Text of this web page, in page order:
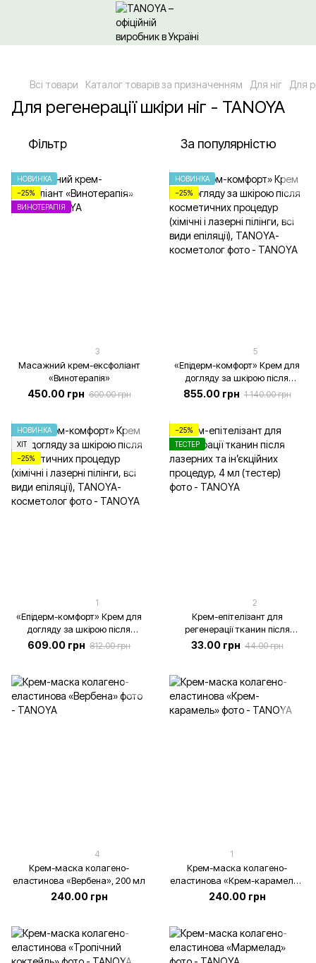
Всі товари Каталог товарів за призначенням Для ніг Для
Для регенерації шкіри ніг - TANOYA
Фільтр За популярністю
НОВИНКА
−25%
ВИНОТЕРАПІЯ
3
Масажний крем-ексфоліант
«Винотерапія»
450.00 грн 600.00 грн
НОВИНКА
−25%
5
«Епідерм-комфорт» Крем для
догляду за шкірою після
косметичних процедур (хімічні і
лазерні пілінги, всі види
200 мл
855.00 грн 1 140.00 грн
НОВИНКА
ХІТ
−25%
1
«Епідерм-комфорт» Крем для
догляду за шкірою після
косметичних процедур (хімічні і
лазерні пілінги, всі види
100 мл
609.00 грн 812.00 грн
−25%
ТЕСТЕР
2
Крем-епітелізант для
регенерації тканин після
лазерних та ін’єкційних
процедур, 4 мл (тестер)
33.00 грн 44.00 грн
4
Крем-маска колагено-
еластинова «Вербена», 200 мл
240.00 грн
1
Крем-маска колагено-
еластинова «Крем-карамель»,
200 мл
240.00 грн